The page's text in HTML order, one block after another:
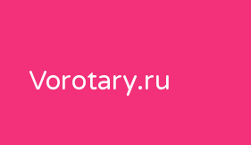
contentVorotary.ru